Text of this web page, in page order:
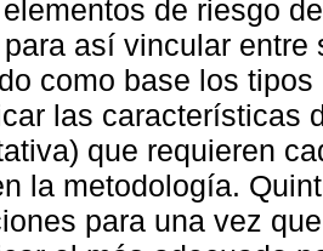
de riesgo
así vincular
como base los
las características
que requieren
la metodología.
para una vez